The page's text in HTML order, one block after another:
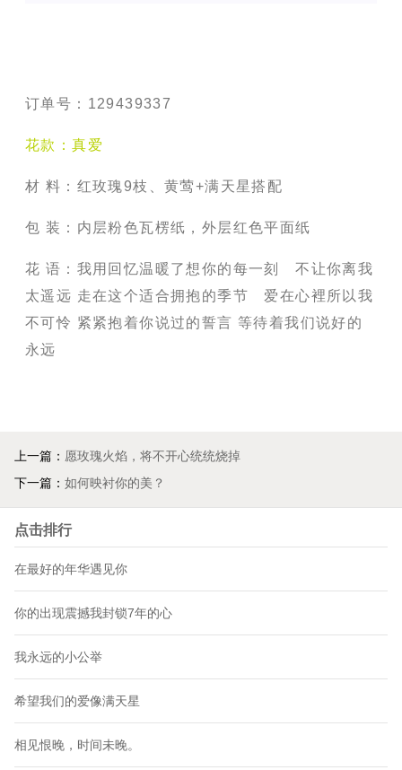
订单号： 129439337
花款：真爱
材 料： 红玫瑰9枝、黄莺+满天星搭配
包 装：内层粉色瓦楞纸，外层红色平面纸
花 语：我用回忆温暖了想你的每一刻 不让你离我
太遥远 走在这个适合拥抱的季节 爱在心裡所以我
不可怜 紧紧抱着你说过的誓言 等待着我们说好的
永远
上一篇： 愿玫瑰火焰，将不开心统统烧掉
下一篇： 如何映衬你的美？
点击排行
在最好的年华遇见你
你的出现震撼我封锁7年的心
我永远的小公举
希望我们的爱像满天星
相见恨晚，时间未晚。